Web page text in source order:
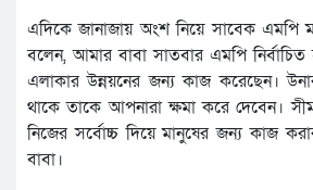
এদিকে জানাজায় অংশ নিয়ে সাবেক
বলেন, আমার বাবা সাতবার এমপি
এলাকার উন্নয়নের জন্য কাজ করেছেন।
থাকে তাকে আপনারা ক্ষমা করে দেবেন।
নিজের সর্বোচ্চ দিয়ে মানুষের জন্য কাজ
বাবা।